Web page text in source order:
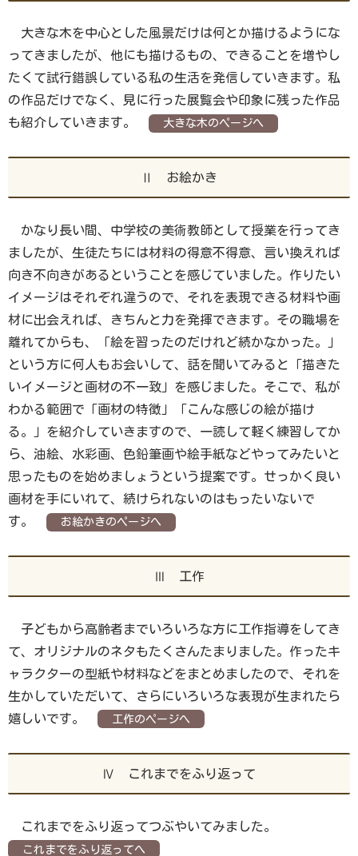
大きな木を中心とした風景だけは何とか描けるようにな
ってきましたが、他にも描けるもの、できることを増やし
たくて試行錯誤している私の生活を発信していきます。私
の作品だけでなく、見に行った展覧会や印象に残った作品
も紹介していきます。
大きな木のページへ
Ⅱ お絵かき
かなり長い間、中学校の美術教師として授業を行ってき
ましたが、生徒たちには材料の得意不得意、言い換えれば
向き不向きがあるということを感じていました。作りたい
イメージはそれぞれ違うので、それを表現できる材料や画
材に出会えれば、きちんと力を発揮できます。その職場を
離れてからも、「絵を習ったのだけれど続かなかった。」
という方に何人もお会いして、話を聞いてみると「描きた
いイメージと画材の不一致」を感じました。そこで、私が
わかる範囲で「画材の特徴」「こんな感じの絵が描け
る。」を紹介していきますので、一読して軽く練習してか
ら、油絵、水彩画、色鉛筆画や絵手紙などやってみたいと
思ったものを始めましょうという提案です。せっかく良い
画材を手にいれて、続けられないのはもったいないで
す。
お絵かきのページへ
Ⅲ 工作
子どもから高齢者までいろいろな方に工作指導をしてき
て、オリジナルのネタもたくさんたまりました。作ったキ
ャラクターの型紙や材料などをまとめましたので、それを
生かしていただいて、さらにいろいろな表現が生まれたら
嬉しいです。
工作のページへ
Ⅳ これまでをふり返って
これまでをふり返ってつぶやいてみました。
これまでをふり返ってへ